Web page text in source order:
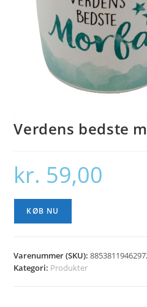
Verdens bedste
kr. 59,00
KØB NU
Varenummer (SKU):
Kategori: Produkter